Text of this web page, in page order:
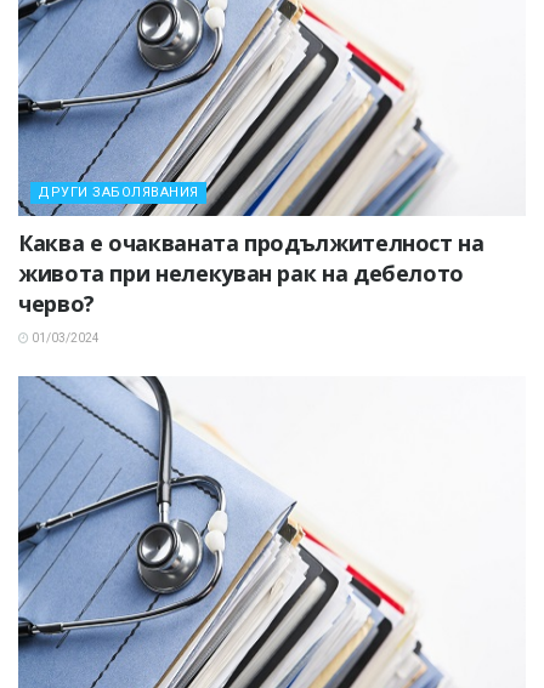
ДРУГИ ЗАБОЛЯВАНИЯ
Каква е очакваната продължителност на
живота при нелекуван рак на дебелото
черво?
01/03/2024